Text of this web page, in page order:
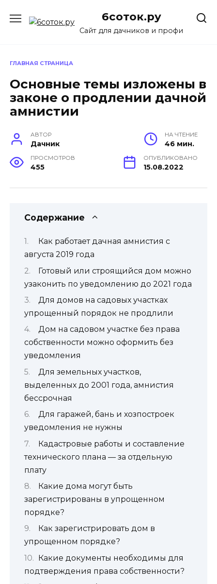
содержанию
6соток.ру
Сайт для дачников и профи
ГЛАВНАЯ СТРАНИЦА
Основные темы изложены в
законе о продлении дачной
амнистии
АВТОР
Дачник
НА ЧТЕНИЕ
46 мин.
ПРОСМОТРОВ
455
ОПУБЛИКОВАНО
15.08.2022
Содержание
Как работает дачная амнистия с
августа 2019 года
Готовый или строящийся дом можно
узаконить по уведомлению до 2021 года
Для домов на садовых участках
упрощенный порядок не продлили
Дом на садовом участке без права
собственности можно оформить без
уведомления
Для земельных участков,
выделенных до 2001 года, амнистия
бессрочная
Для гаражей, бань и хозпостроек
уведомления не нужны
Кадастровые работы и составление
технического плана — за отдельную
плату
Какие дома могут быть
зарегистрированы в упрощенном
порядке?
Как зарегистрировать дом в
упрощенном порядке?
Какие документы необходимы для
подтверждения права собственности?